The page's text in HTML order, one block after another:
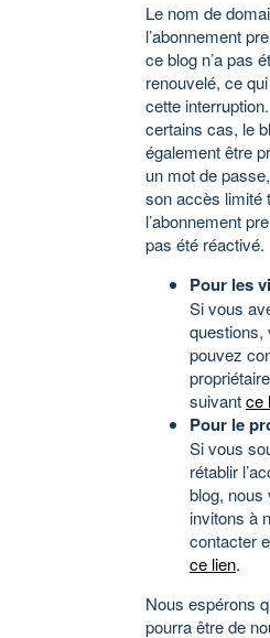
Le nom de
l’abonnement
ce blog n’a pas
renouvelé, ce
cette
certains cas, le
également être
un mot de
son accès limité
l’abonnement
pas été réactivé.
Pour les
Si vous
questions,
pouvez
suivantce
Pour le
Si vous
rétablir
blog, nous
invitons à
contacter
ce lien.
Nous espérons
pourra être de